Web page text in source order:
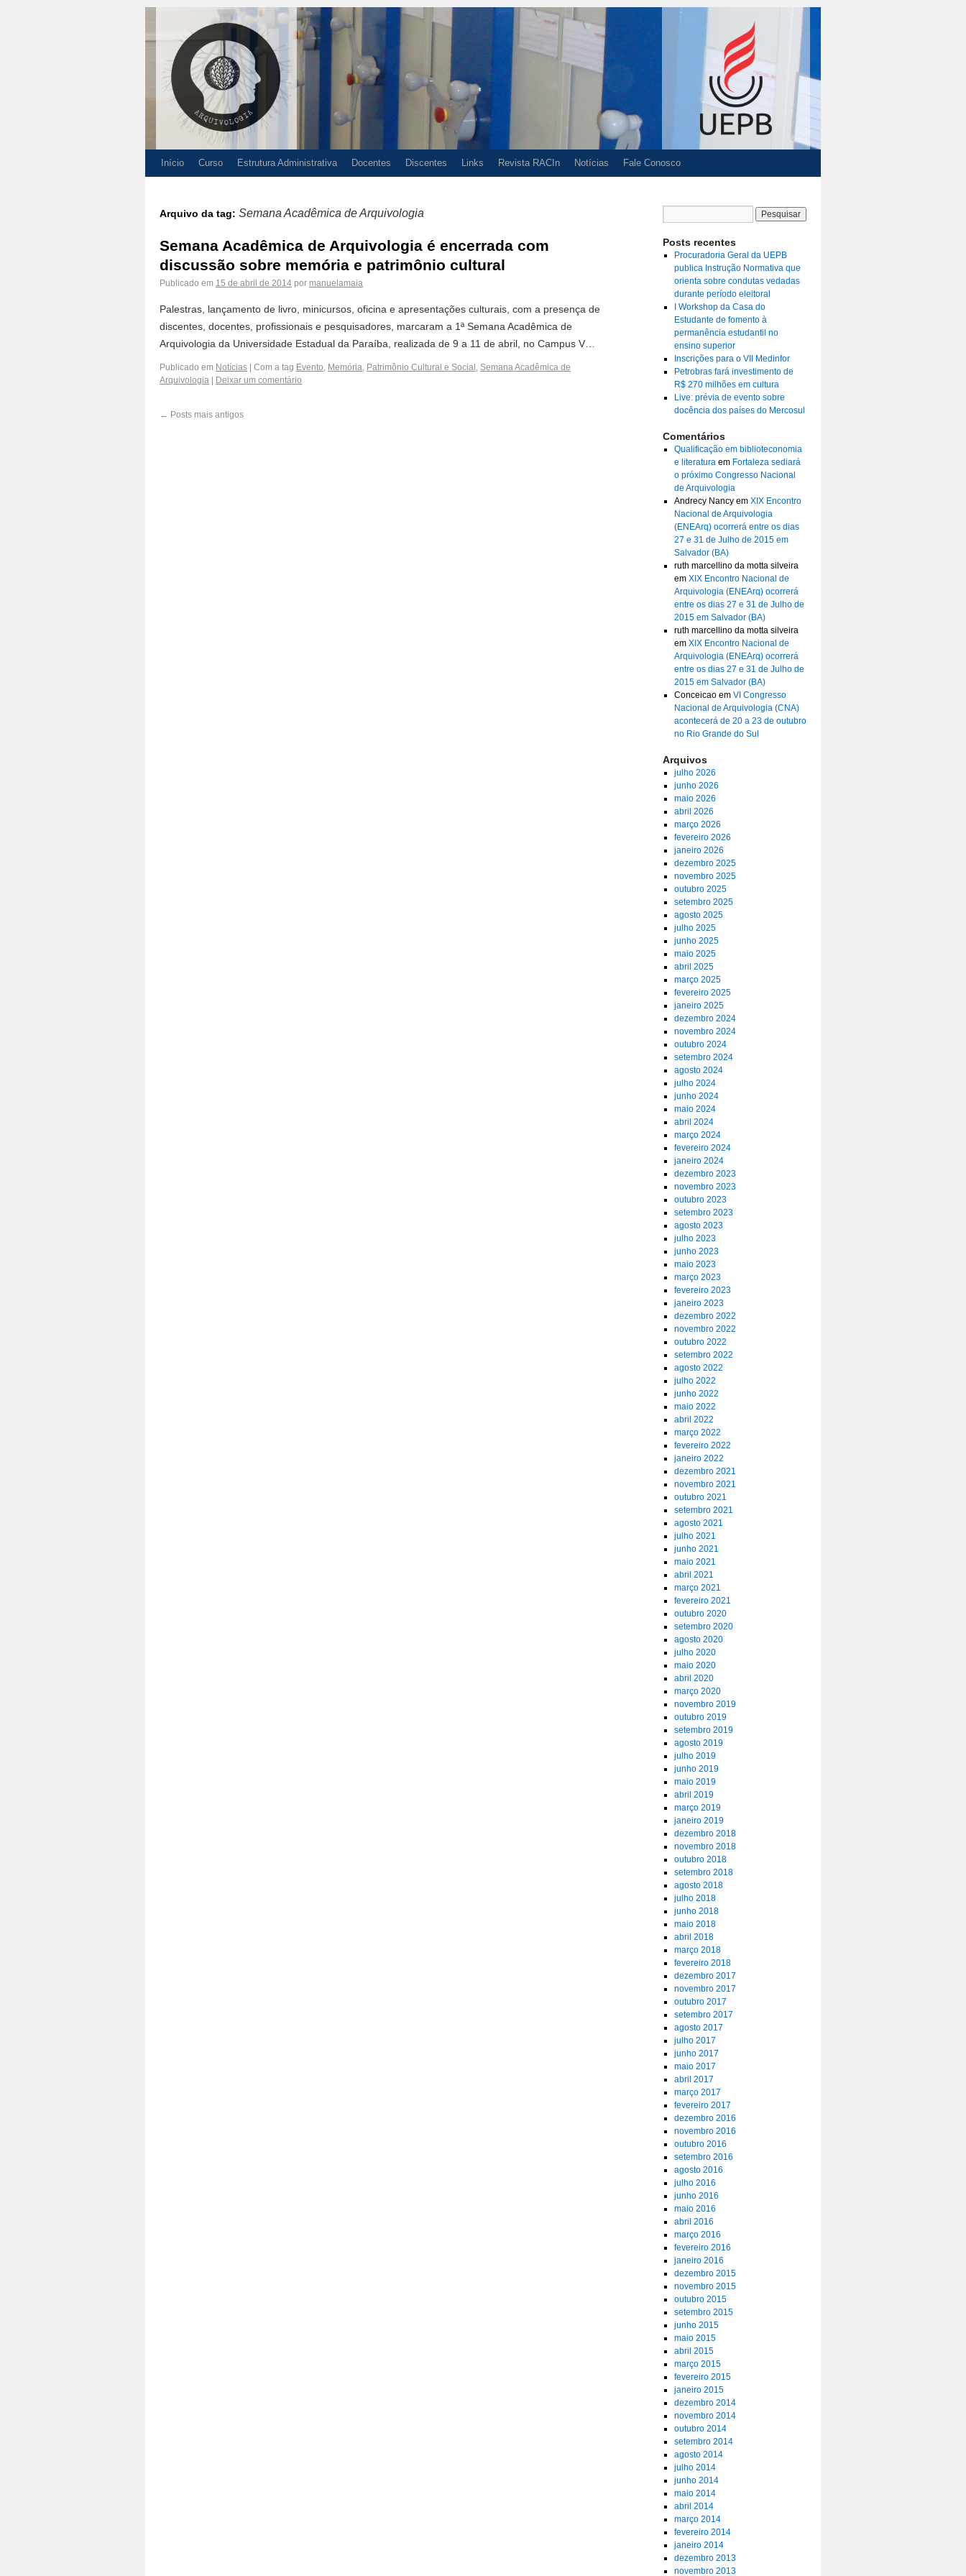
Início Curso Estrutura Administrativa Docentes Discentes Links Revista RACIn Notícias Fale Conosco
Arquivo da tag: Semana Acadêmica de Arquivologia
Semana Acadêmica de Arquivologia é encerrada com
discussão sobre memória e patrimônio cultural
Publicado em 15 de abril de 2014 por manuelamaia
Palestras, lançamento de livro, minicursos, oficina e apresentações culturais, com a presença de
discentes, docentes, profissionais e pesquisadores, marcaram a 1ª Semana Acadêmica de
Arquivologia da Universidade Estadual da Paraíba, realizada de 9 a 11 de abril, no Campus V…
Publicado em Notícias Com a tag Evento, Memória, Patrimônio Cultural e Social , Semana Acadêmica de
Arquivologia
Deixar um comentário
← Posts mais antigos
Posts recentes
Procuradoria Geral da UEPB
publica Instrução Normativa que
orienta sobre condutas vedadas
durante período eleitoral
I Workshop da Casa do
Estudante de fomento à
permanência estudantil no
ensino superior
Inscrições para o VII Medinfor
Petrobras fará investimento de
R$ 270 milhões em cultura
Live: prévia de evento sobre
docência dos países do Mercosul
Comentários
Qualificação em biblioteconomia
e literaturaem Fortaleza sediará
o próximo Congresso Nacional
de Arquivologia
Andrecy Nancyem XIX Encontro
Nacional de Arquivologia
(ENEArq) ocorrerá entre os dias
27 e 31 de Julho de 2015 em
Salvador (BA)
ruth marcellino da motta silveira
em XIX Encontro Nacional de
Arquivologia (ENEArq) ocorrerá
entre os dias 27 e 31 de Julho de
2015 em Salvador (BA)
ruth marcellino da motta silveira
em XIX Encontro Nacional de
Arquivologia (ENEArq) ocorrerá
entre os dias 27 e 31 de Julho de
2015 em Salvador (BA)
Conceicaoem VI Congresso
Nacional de Arquivologia (CNA)
acontecerá de 20 a 23 de outubro
no Rio Grande do Sul
Arquivos
julho 2026
junho 2026
maio 2026
abril 2026
março 2026
fevereiro 2026
janeiro 2026
dezembro 2025
novembro 2025
outubro 2025
setembro 2025
agosto 2025
julho 2025
junho 2025
maio 2025
abril 2025
março 2025
fevereiro 2025
janeiro 2025
dezembro 2024
novembro 2024
outubro 2024
setembro 2024
agosto 2024
julho 2024
junho 2024
maio 2024
abril 2024
março 2024
fevereiro 2024
janeiro 2024
dezembro 2023
novembro 2023
outubro 2023
setembro 2023
agosto 2023
julho 2023
junho 2023
maio 2023
março 2023
fevereiro 2023
janeiro 2023
dezembro 2022
novembro 2022
outubro 2022
setembro 2022
agosto 2022
julho 2022
junho 2022
maio 2022
abril 2022
março 2022
fevereiro 2022
janeiro 2022
dezembro 2021
novembro 2021
outubro 2021
setembro 2021
agosto 2021
julho 2021
junho 2021
maio 2021
abril 2021
março 2021
fevereiro 2021
outubro 2020
setembro 2020
agosto 2020
julho 2020
maio 2020
abril 2020
março 2020
novembro 2019
outubro 2019
setembro 2019
agosto 2019
julho 2019
junho 2019
maio 2019
abril 2019
março 2019
janeiro 2019
dezembro 2018
novembro 2018
outubro 2018
setembro 2018
agosto 2018
julho 2018
junho 2018
maio 2018
abril 2018
março 2018
fevereiro 2018
dezembro 2017
novembro 2017
outubro 2017
setembro 2017
agosto 2017
julho 2017
junho 2017
maio 2017
abril 2017
março 2017
fevereiro 2017
dezembro 2016
novembro 2016
outubro 2016
setembro 2016
agosto 2016
julho 2016
junho 2016
maio 2016
abril 2016
março 2016
fevereiro 2016
janeiro 2016
dezembro 2015
novembro 2015
outubro 2015
setembro 2015
junho 2015
maio 2015
abril 2015
março 2015
fevereiro 2015
janeiro 2015
dezembro 2014
novembro 2014
outubro 2014
setembro 2014
agosto 2014
julho 2014
junho 2014
maio 2014
abril 2014
março 2014
fevereiro 2014
janeiro 2014
dezembro 2013
novembro 2013